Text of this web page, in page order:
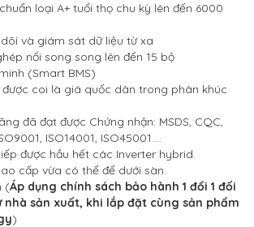
loại A+ tuổi thọ chu kỳ lên đến 6000
và giám sát dữ liệu từ xa
nối song song lên đến 15 bộ
(Smart BMS)
được coi là giá quốc dân trong phân khúc
đã đạt được Chứng nhận: MSDS, CQC,
ISO14001, ISO45001….
được hầu hết các Inverter hybrid.
cấp vừa có thể để dưới sàn.
(Áp dụng chính sách bảo hành 1 đổi 1 đối
nhà sản xuất, khi lắp đặt cùng sản phẩm
)